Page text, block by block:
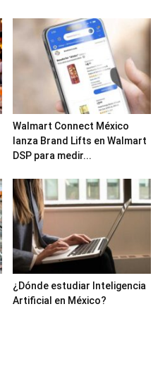
Walmart Connect México
lanza Brand Lifts en Walmart
DSP para medir...
¿Dónde estudiar Inteligencia
Artificial en México?